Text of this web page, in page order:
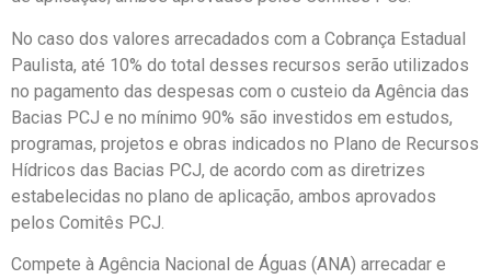
No caso dos valores arrecadados com a Cobrança Estadual
Paulista, até 10% do total desses recursos serão utilizados
no pagamento das despesas com o custeio da Agência das
Bacias PCJ e no mínimo 90% são investidos em estudos,
programas, projetos e obras indicados no Plano de Recursos
Hídricos das Bacias PCJ, de acordo com as diretrizes
estabelecidas no plano de aplicação, ambos aprovados
pelos Comitês PCJ.
Compete à Agência Nacional de Águas (ANA) arrecadar e